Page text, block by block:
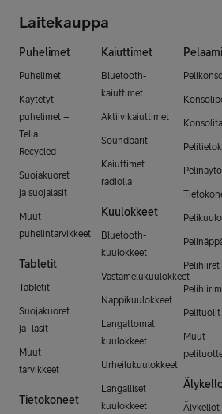
Laitekauppa
Puhelimet
Puhelimet
Käytetyt
puhelimet –
Telia
Recycled
Suojakuoret
ja suojalasit
Muut
puhelintarvikkeet
Tabletit
Tabletit
Suojakuoret
ja -lasit
Muut
tarvikkeet
Tietokoneet
Kaiuttimet
Bluetooth-
kaiuttimet
Aktiivikaiuttimet
Soundbarit
Kaiuttimet
radiolla
Kuulokkeet
Bluetooth-
kuulokkeet
Vastamelukuulokkeet
Nappikuulokkeet
Langattomat
kuulokkeet
Urheilukuulokkeet
Langalliset
kuulokkeet
Pelihiiret
Pelituolit
Muut
Älykellot